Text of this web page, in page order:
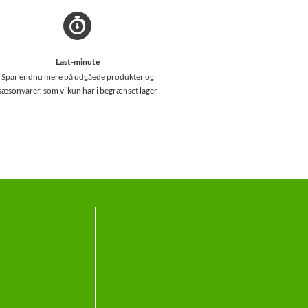
Last-minute
Spar endnu mere på udgåede produkter og
som vi kun har i begrænset lager